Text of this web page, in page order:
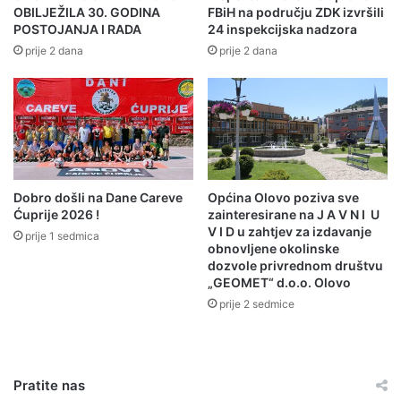
je: Ulica Brdo,
2. Sokak kod džamije zvao se kratko, Ulica i
3. Put od raskršća Hanište pa prema Jesenu zvao se
Cecelj.
Negdje poviše Jasena a ispod magistralnog puta Sarajevo
– Tuzla nalazilo se rudarsko okno Cecelj gdje se kopala
ruda olova. U Gornjem Olovu su svega tri ulice: Ulica,
Cecenj i Brdo. Iznad varošice je mjesto Crkvište. Put
mjesnog mehteba ka Crkvištu i sada se zove Skale.
OBILJEŽILA 30. GODINA
POSTOJANJA I RADA
prije 2 dana
FBiH na području ZDK izvršili
24 inspekcijska nadzora
prije 2 dana
Dobro došli na Dane Careve
Ćuprije 2026 !
prije 1 sedmica
Općina Olovo poziva sve
zainteresirane na J A V N I U
V I D u zahtjev za izdavanje
obnovljene okolinske
dozvole privrednom društvu
„GEOMET“ d.o.o. Olovo
prije 2 sedmice
Pratite nas